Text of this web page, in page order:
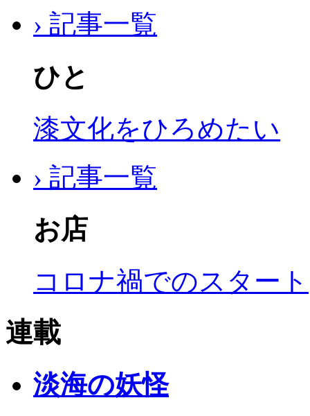
› 記事一覧
ひと
漆文化をひろめたい
› 記事一覧
お店
コロナ禍でのスタート
連載
淡海の妖怪